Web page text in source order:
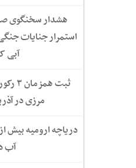
هشدار سخنگوی
استمرار جنایات
آبی
ثبت
مرزی در
آب